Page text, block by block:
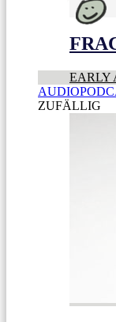
EARLY
ZUFÄLLIG